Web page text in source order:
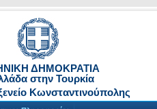
ΔΗΜΟΚΡΑΤΙΑ
στην Τουρκία
Κωνσταντινούπολης